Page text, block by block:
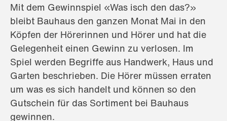
Mit dem Gewinnspiel «Was isch den das?»
bleibt Bauhaus den ganzen Monat Mai in den
Köpfen der Hörerinnen und Hörer und hat die
Gelegenheit einen Gewinn zu verlosen. Im
Spiel werden Begriffe aus Handwerk, Haus und
Garten beschrieben. Die Hörer müssen erraten
um was es sich handelt und können so den
Gutschein für das Sortiment bei Bauhaus
gewinnen.